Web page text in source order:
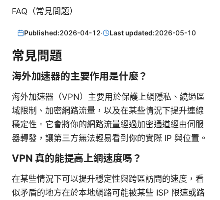
FAQ（常見問題）
Published:2026-04-12· Last updated:2026-05-10
常見問題
海外加速器的主要作用是什麼？
海外加速器（VPN）主要用於保護上網隱私、繞過區
域限制、加密網路流量，以及在某些情況下提升連線
穩定性。它會將你的網路流量經過加密通道經由伺服
器轉發，讓第三方無法輕易看到你的實際 IP 與位置。
VPN 真的能提高上網速度嗎？
在某些情況下可以提升穩定性與跨區訪問的速度，看
似矛盾的地方在於本地網路可能被某些 ISP 限速或路